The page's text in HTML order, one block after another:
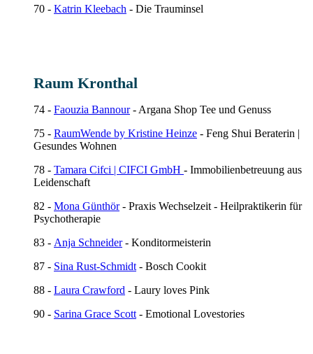
70 - Katrin Kleebach - Die Trauminsel
Raum Kronthal
74 - Faouzia Bannour- Argana Shop Tee und Genuss
75 - RaumWende by Kristine Heinze - Feng Shui Beraterin |
Gesundes Wohnen
78 - Tamara Cifci | CIFCI GmbH - Immobilienbetreuung aus
Leidenschaft
82 - Mona Günthör- Praxis Wechselzeit - Heilpraktikerin für
Psychotherapie
83 - Anja Schneider- Konditormeisterin
87 - Sina Rust-Schmidt - Bosch Cookit
88 - Laura Crawford - Laury loves Pink
90 - Sarina Grace Scott - Emotional Lovestories